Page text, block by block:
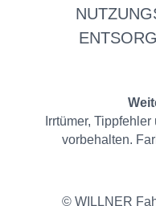
Irrtümer,
vorbehalten.
© WILLNER